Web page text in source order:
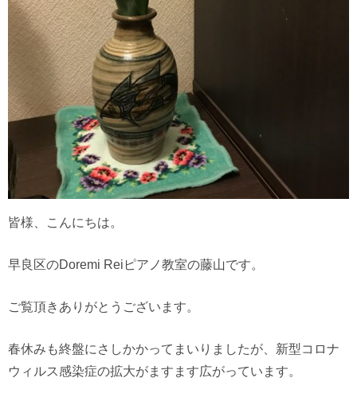
皆様、こんにちは。
早良区のDoremi Reiピアノ教室の藤山です。
ご覧頂きありがとうございます。
春休みも終盤にさしかかってまいりましたが、新型コロナ
ウィルス感染症の拡大がますます広がっています。